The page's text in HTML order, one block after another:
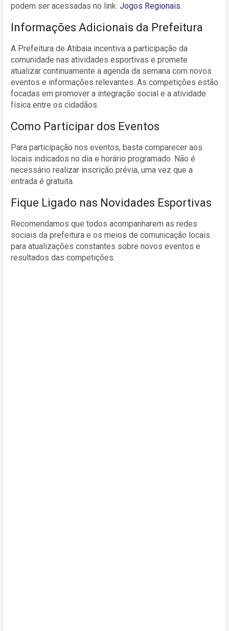
podem ser acessadas no link: Jogos Regionais.
Informações Adicionais da Prefeitura
A Prefeitura de Atibaia incentiva a participação da
comunidade nas atividades esportivas e promete
atualizar continuamente a agenda da semana com novos
eventos e informações relevantes. As competições estão
focadas em promover a integração social e a atividade
física entre os cidadãos.
Como Participar dos Eventos
Para participação nos eventos, basta comparecer aos
locais indicados no dia e horário programado. Não é
necessário realizar inscrição prévia, uma vez que a
entrada é gratuita.
Fique Ligado nas Novidades Esportivas
Recomendamos que todos acompanharem as redes
sociais da prefeitura e os meios de comunicação locais
para atualizações constantes sobre novos eventos e
resultados das competições.